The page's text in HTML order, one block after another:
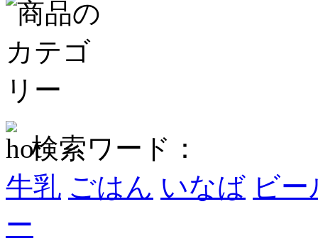
検索ワード：
牛乳 ごはん いなば ビー
ー